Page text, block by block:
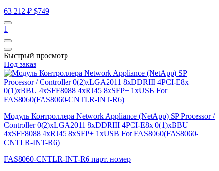
63 212 ₽ $749
1
Быстрый просмотр
Под заказ
Модуль Контроллера Network Appliance (NetApp) SP Processor /
Controller 0(2)xLGA2011 8xDDRIII 4PCI-E8x 0(1)xBBU
4xSFF8088 4xRJ45 8xSFP+ 1xUSB For FAS8060(FAS8060-
CNTLR-INT-R6)
FAS8060-CNTLR-INT-R6 парт. номер